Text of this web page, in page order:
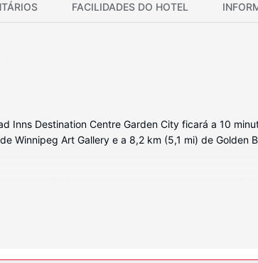
FACILIDADES DO HOTEL
Inns Destination Centre Garden City ficará a 10
Winnipeg Art Gallery e a 8,2 km (5,1 mi) de Golden
Em alternativa, assista a uma seleção de